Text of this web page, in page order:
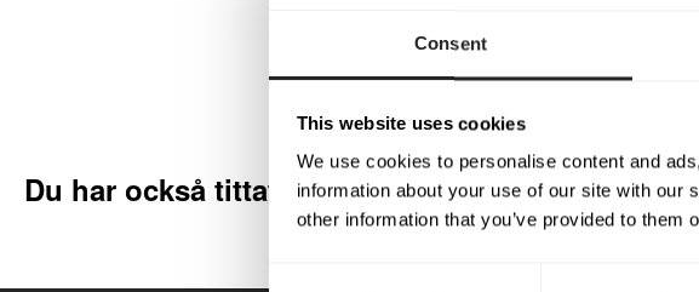
Consent
This website uses cookies
We use cookies to personalise content and
information about your use of our site with our
other information that you’ve provided to
Du har också tittat på